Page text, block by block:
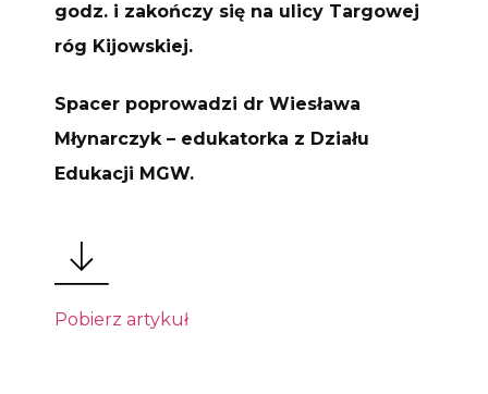
godz. i zakończy się na ulicy Targowej
róg Kijowskiej.
Spacer poprowadzi dr Wiesława
Młynarczyk – edukatorka z Działu
Edukacji MGW.
Pobierz artykuł